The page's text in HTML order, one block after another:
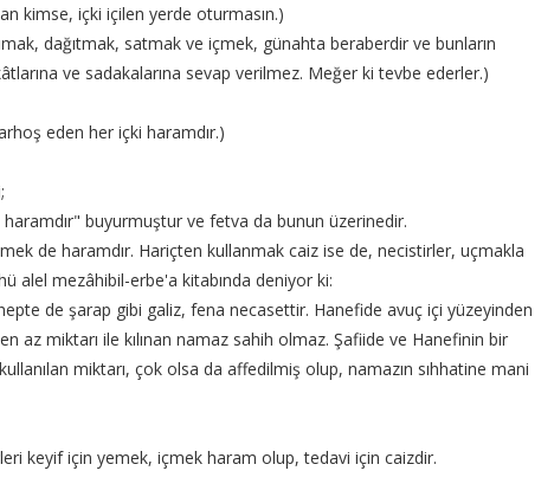
kimse, içki içilen yerde oturmasın.)
dağıtmak, satmak ve içmek, günahta beraberdir ve bunların
ve sadakalarına sevap verilmez. Meğer ki tevbe ederler.)
eden her içki haramdır.)
buyurmuştur ve fetva da bunun üzerinedir.
de haramdır. Hariçten kullanmak caiz ise de, necistirler, uçmakla
alel mezâhibil-erbe'a kitabında deniyor ki:
de şarap gibi galiz, fena necasettir. Hanefide avuç içi yüzeyinden
az miktarı ile kılınan namaz sahih olmaz. Şafiide ve Hanefinin bir
miktarı, çok olsa da affedilmiş olup, namazın sıhhatine mani
keyif için yemek, içmek haram olup, tedavi için caizdir.